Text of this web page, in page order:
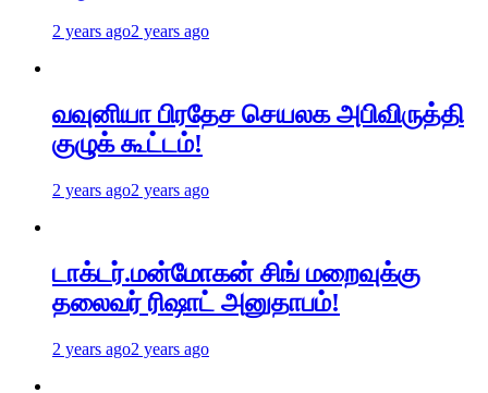
2 years ago2 years ago
வவுனியா பிரதேச செயலக அபிவிருத்தி
குழுக் கூட்டம்!
2 years ago2 years ago
டாக்டர்.மன்மோகன் சிங் மறைவுக்கு
தலைவர் ரிஷாட் அனுதாபம்!
2 years ago2 years ago